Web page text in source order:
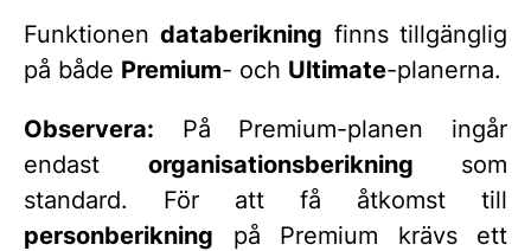
Funktionendataberikning finns tillgänglig
på både Premium- och Ultimate-planerna.
Observera: På Premium-planen ingår
endast organisationsberikning som
standard. För att få åtkomst till
personberikning på Premium krävs ett